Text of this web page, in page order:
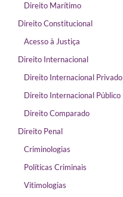
Direito Marítimo
Direito Constitucional
Acesso à Justiça
Direito Internacional
Direito Internacional Privado
Direito Internacional Público
Direito Comparado
Direito Penal
Criminologias
Políticas Criminais
Vitimologias